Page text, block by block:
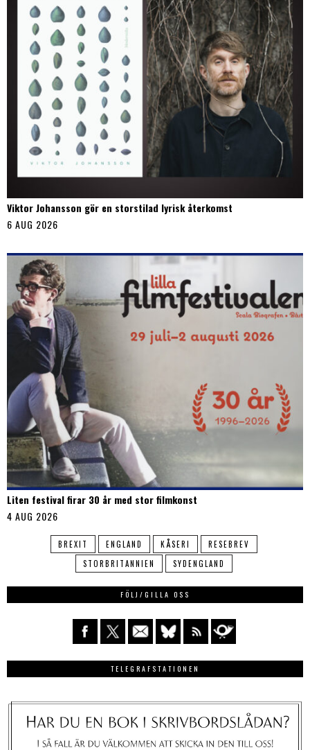
Viktor Johansson gör en storstilad lyrisk återkomst
6 AUG 2026
Liten festival firar 30 år med stor filmkonst
4 AUG 2026
BREXIT ENGLAND KÅSERI
RESEBREV
STORBRITANNIEN
SYDENGLAND
FÖLJ/GILLA OSS
TELEGRAFSTATIONEN